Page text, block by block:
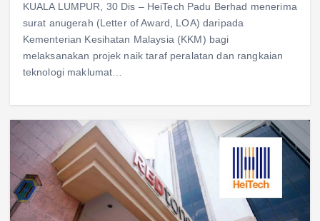
KUALA LUMPUR, 30 Dis – HeiTech Padu Berhad menerima
surat anugerah (Letter of Award, LOA) daripada
Kementerian Kesihatan Malaysia (KKM) bagi
melaksanakan projek naik taraf peralatan dan rangkaian
teknologi maklumat…